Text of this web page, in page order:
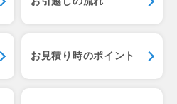
お見積り時のポイント